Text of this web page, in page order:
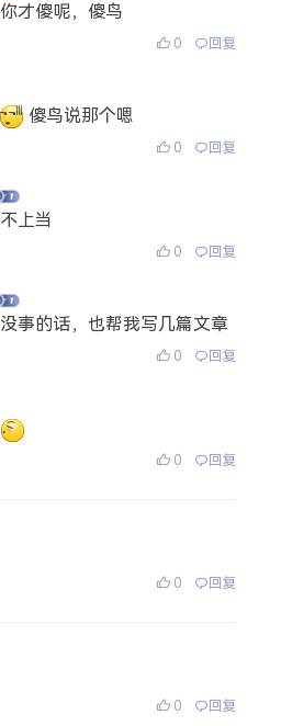
你才傻呢，傻鸟
0 回复
傻鸟说那个嗯
0 回复
不上当
0 回复
没事的话，也帮我写几篇文章
0 回复
0 回复
0 回复
0 回复